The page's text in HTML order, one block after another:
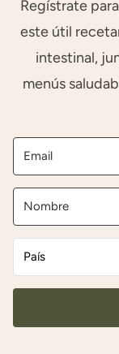
Regístrate
este útil
intestinal,
menús